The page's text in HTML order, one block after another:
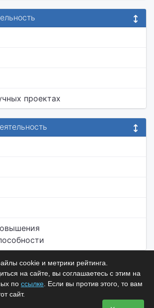
проектах
cookie и метрики рейтинга.
на сайте, вы соглашаетесь с этим на
по ссылке . Если вы против этого, то вам
сайт.